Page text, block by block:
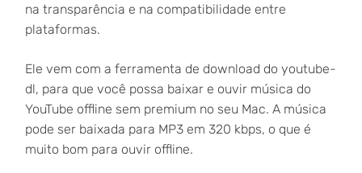
na transparência e na compatibilidade entre
plataformas.
Ele vem com a ferramenta de download do youtube-
dl, para que você possa baixar e ouvir música do
YouTube offline sem premium no seu Mac. A música
pode ser baixada para MP3 em 320 kbps, o que é
muito bom para ouvir offline.